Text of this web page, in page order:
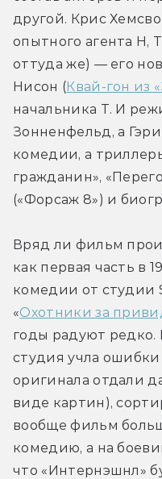
другой. Крис
опытного агента H,
оттуда же) — его
Нисон (Квай-гон из
начальника T. И
Зонненфельд, а
комедии, а
гражданин»,
(«Форсаж 8») и
Вряд ли фильм
как первая часть в
комедии от студии
«Охотники за
годы радуют редко.
студия учла
оригинала отдали
виде картин),
вообще фильм
комедию, а на
что «Интернэшнл»